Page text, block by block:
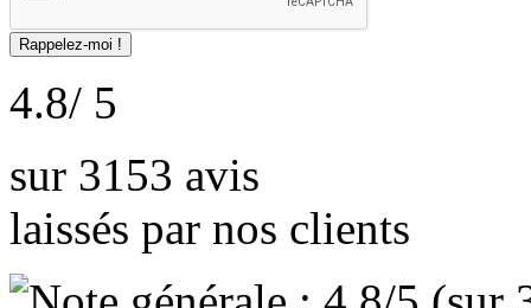
4.8/ 5
sur 3153 avis
laissés par nos clients